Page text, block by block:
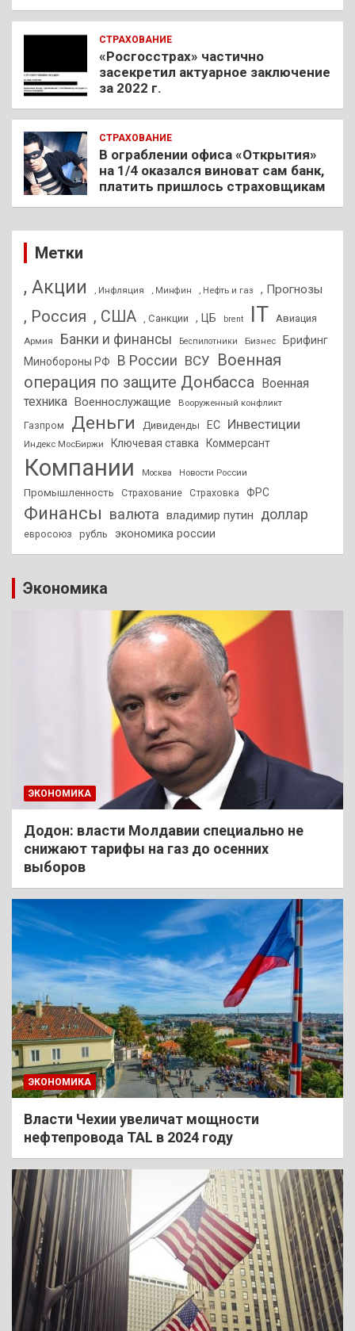
СТРАХОВАНИЕ
«Росгосстрах» частично
засекретил актуарное заключение
за 2022 г.
СТРАХОВАНИЕ
В ограблении офиса «Открытия»
на 1/4 оказался виноват сам банк,
платить пришлось страховщикам
Метки
, Акции , Инфляция , Минфин , Нефть и газ , Прогнозы
, Россия , США , Санкции , ЦБ brent IT Авиация
Армия Банки и финансы Беспилотники Бизнес
Брифинг
Минобороны РФ
В России ВСУ Военная
операция по защите Донбасса
Военная
техника
Военнослужащие Вооруженный конфликт
Газпром Деньги Дивиденды ЕС Инвестиции
Индекс МосБиржи Ключевая ставка Коммерсант
Компании Москва Новости России
Промышленность Страхование Страховка ФРС
Финансы валюта владимир путин доллар
евросоюз рубль экономика россии
Экономика
ЭКОНОМИКА
Додон: власти Молдавии специально не
снижают тарифы на газ до осенних
выборов
ЭКОНОМИКА
Власти Чехии увеличат мощности
нефтепровода TAL в 2024 году